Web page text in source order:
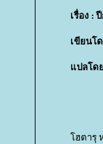
เรื่อง :
เขียนโ
ปลโดย
ฮตารุ ห